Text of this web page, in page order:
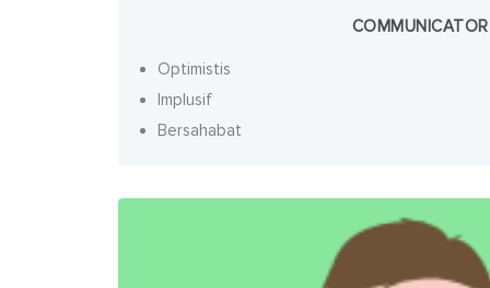
COMMUNICATOR
Optimistis
Implusif
Bersahabat